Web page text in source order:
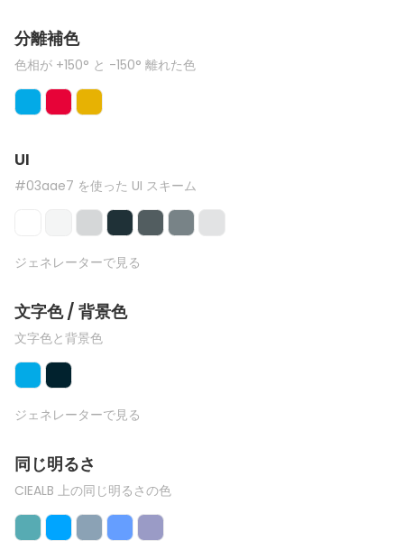
分離補色
色相が +150° と -150° 離れた色
UI
#03aae7 を使った UI スキーム
ジェネレーターで見る
文字色 / 背景色
文字色と背景色
ジェネレーターで見る
同じ明るさ
CIEALB 上の同じ明るさの色